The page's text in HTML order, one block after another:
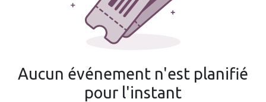
Aucun événement n'est planifié
pour l'instant